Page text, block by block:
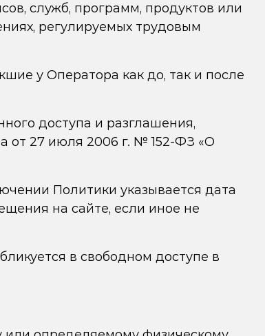
служб, программ, продуктов или
регулируемых трудовым
у Оператора как до, так и после
доступа и разглашения,
от 27 июля 2006 г. № 152-ФЗ «О
Политики указывается дата
на сайте, если иное не
в свободном доступе в